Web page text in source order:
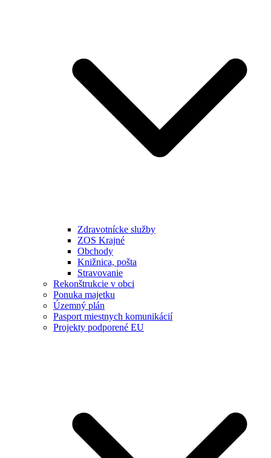
Zdravotnícke služby
ZOS Krajné
Obchody
Knižnica, pošta
Stravovanie
Rekonštrukcie v obci
Ponuka majetku
Územný plán
Pasport miestnych komunikácií
Projekty podporené EU